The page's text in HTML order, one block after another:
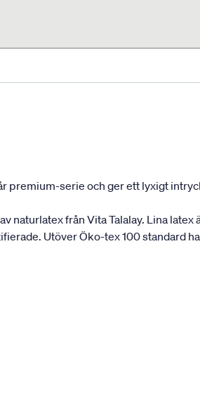
premium-serie och ger ett lyxigt
naturlatex från Vita Talalay. Lina
Utöver Öko-tex 100 standard